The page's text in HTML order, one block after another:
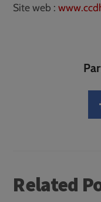
Site web :
Related